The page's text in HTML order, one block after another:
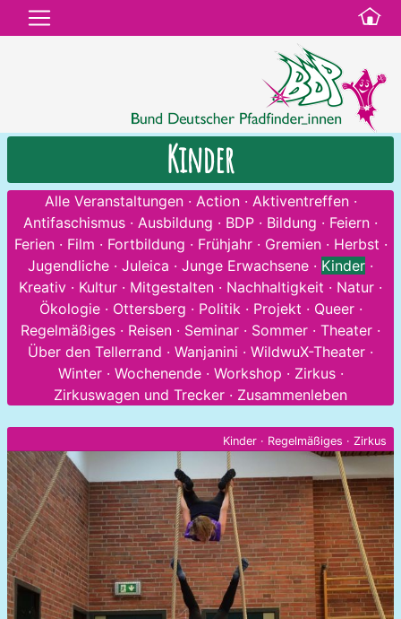
Kinder
Alle Veranstaltungen· Action· Aktiventreffen·
Antifaschismus · Ausbildung · BDP · Bildung · Feiern ·
Ferien· Film · Fortbildung · Frühjahr· Gremien· Herbst ·
Jugendliche · Juleica · Junge Erwachsene · Kinder ·
Kreativ · Kultur · Mitgestalten · Nachhaltigkeit · Natur ·
Ökologie· Ottersberg · Politik· Projekt · Queer·
Regelmäßiges · Reisen · Seminar · Sommer · Theater ·
Über den Tellerrand · Wanjanini · WildwuX-Theater ·
Winter· Wochenende· Workshop · Zirkus·
Zirkuswagen und Trecker · Zusammenleben
Kinder · Regelmäßiges · Zirkus